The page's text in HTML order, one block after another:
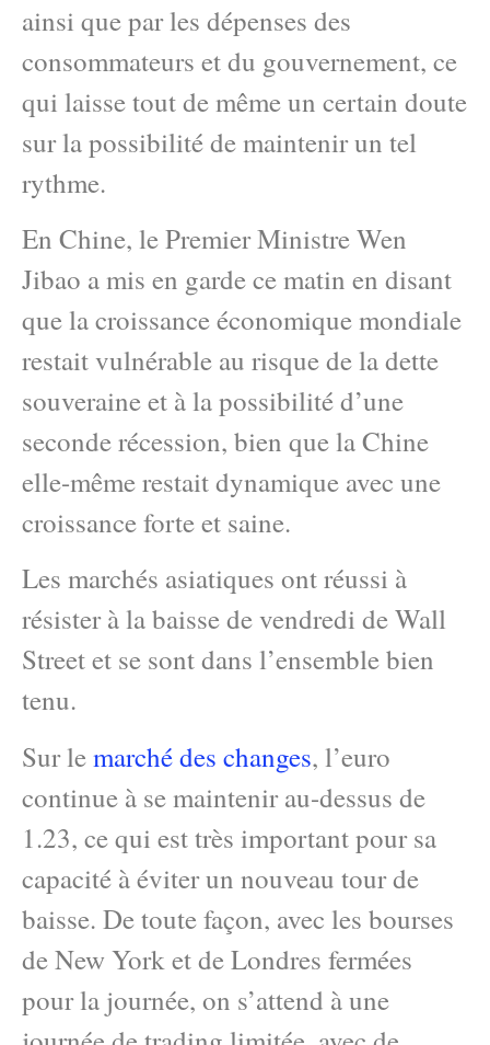
ainsi que par les dépenses des
consommateurs et du gouvernement, ce
qui laisse tout de même un certain doute
sur la possibilité de maintenir un tel
rythme.
En Chine, le Premier Ministre Wen
Jibao a mis en garde ce matin en disant
que la croissance économique mondiale
restait vulnérable au risque de la dette
souveraine et à la possibilité d’une
seconde récession, bien que la Chine
elle-même restait dynamique avec une
croissance forte et saine.
Les marchés asiatiques ont réussi à
résister à la baisse de vendredi de Wall
Street et se sont dans l’ensemble bien
tenu.
Sur lemarché des changes, l’euro
continue à se maintenir au-dessus de
1.23, ce qui est très important pour sa
capacité à éviter un nouveau tour de
baisse. De toute façon, avec les bourses
de New York et de Londres fermées
pour la journée, on s’attend à une